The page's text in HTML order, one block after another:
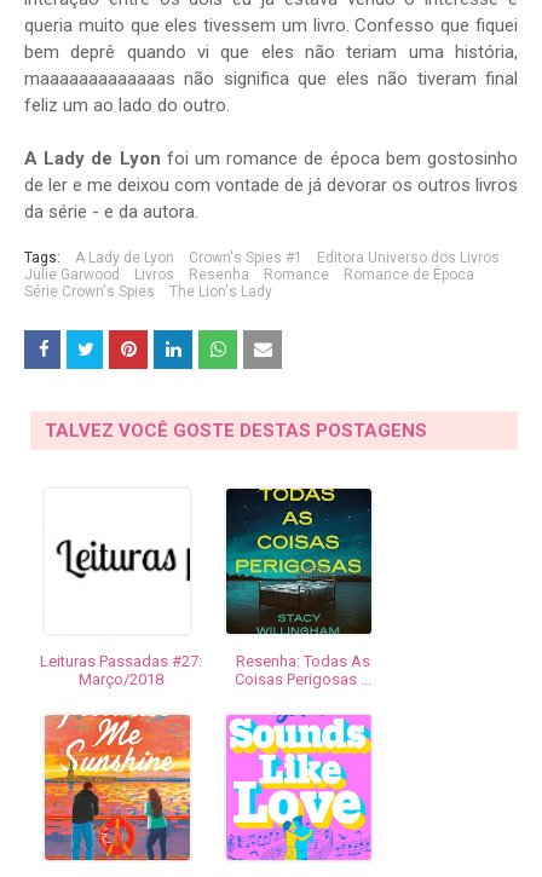
queria muito que eles tivessem um livro. Confesso que fiquei
bem deprê quando vi que eles não teriam uma história,
maaaaaaaaaaaaas não significa que eles não tiveram final
feliz um ao lado do outro.
A Lady de Lyon foi um romance de época bem gostosinho
de ler e me deixou com vontade de já devorar os outros livros
da série - e da autora.
Tags: A Lady de Lyon Crown's Spies #1
Editora Universo dos Livros
Julie Garwood
Livros Resenha Romance
Romance de Época
Série Crown's Spies
The Lion's Lady
TALVEZ VOCÊ GOSTE DESTAS POSTAGENS
Leituras Passadas #27:
Março/2018
Resenha: Todas As
Coisas Perigosas ...